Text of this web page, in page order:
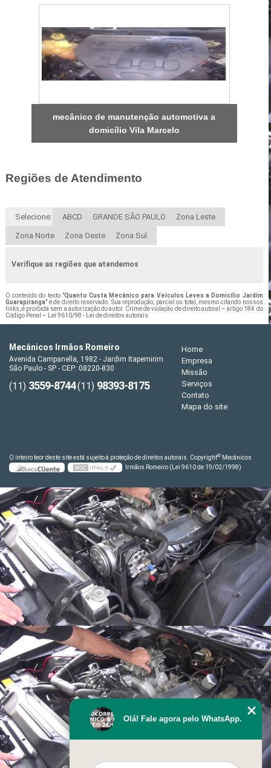
mecânico de manutenção automotiva a
domicílio Vila Marcelo
Regiões de Atendimento
Selecione: ABCD GRANDE SÃO PAULO Zona Leste
Zona Norte Zona Oeste Zona Sul
Verifique as regiões que atendemos
O conteúdo do texto "Quanto Custa Mecânico para Veículos Leves a Domicílio Jardim
Guarapiranga" é de direito reservado. Sua reprodução, parcial ou total, mesmo citando nossos
links, é proibida sem a autorização do autor. Crime de violação de direito autoral – artigo 184 do
Código Penal – Lei 9610/98 - Lei de direitos autorais.
Mecânicos Irmãos Romeiro
Avenida Campanella, 1982 - Jardim Itapemirim
São Paulo - SP - CEP: 08220-830
(11) 3559-8744(11) 98393-8175
Home
Empresa
Missão
Serviços
Contato
Mapa do site
O inteiro teor deste site está sujeito à proteção de direitos autorais. Copyright© Mecânicos
Irmãos Romeiro (Lei 9610 de 19/02/1998)
Olá! Fale agora pelo WhatsApp.